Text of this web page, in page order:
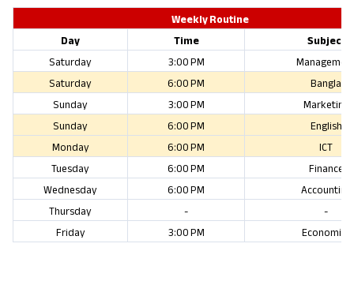
Weekly Routine
Day
Time
Subject
Saturday
3:00 PM
Saturday
6:00 PM
Bangla
Sunday
3:00 PM
Marketing
Sunday
6:00 PM
English
Monday
6:00 PM
ICT
Tuesday
6:00 PM
Finance
Wednesday
6:00 PM
Accounting
Thursday
-
-
Friday
3:00 PM Economics